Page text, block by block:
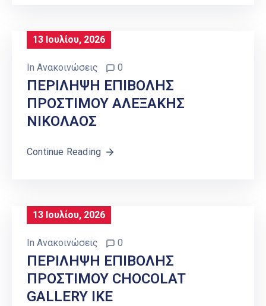
13 Ιουλίου, 2026
In Ανακοινώσεις 0
ΠΕΡΙΛΗΨΗ ΕΠΙΒΟΛΗΣ
ΠΡΟΣΤΙΜΟΥ ΑΛΕΞΑΚΗΣ
ΝΙΚΟΛΑΟΣ
Continue Reading
13 Ιουλίου, 2026
In Ανακοινώσεις 0
ΠΕΡΙΛΗΨΗ ΕΠΙΒΟΛΗΣ
ΠΡΟΣΤΙΜΟΥ CHOCOLAT
GALLERY IKE